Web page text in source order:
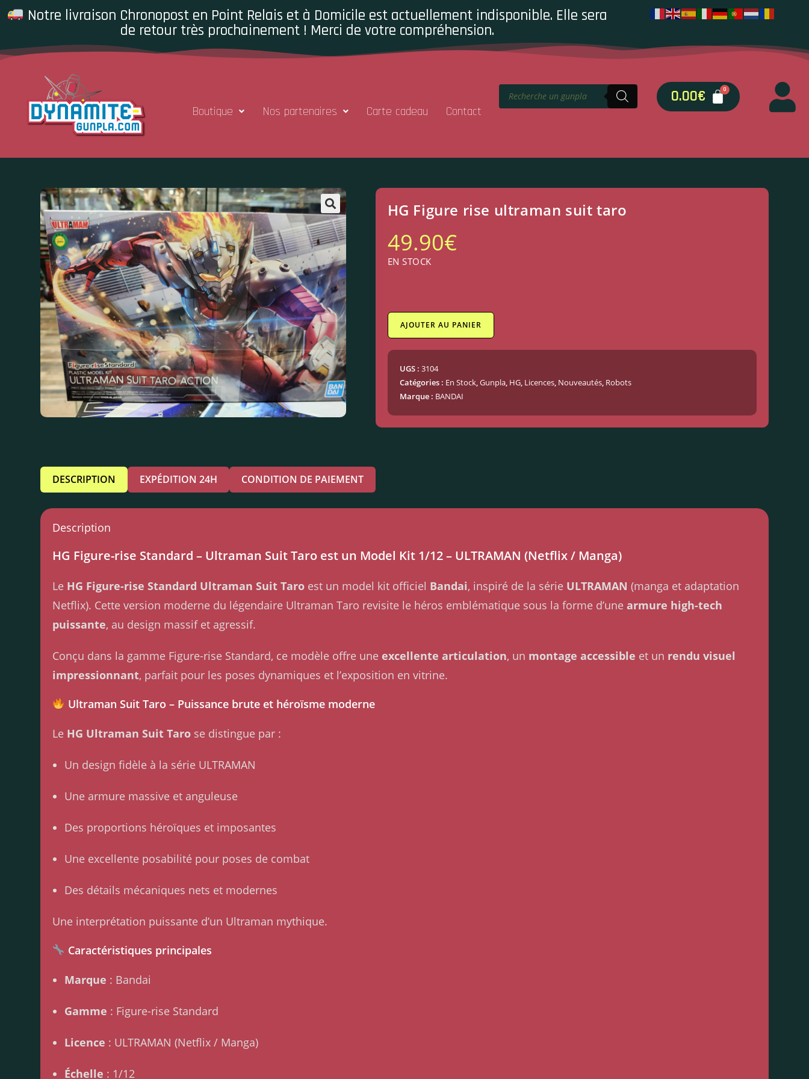
Notre livraison Chronopost en Point Relais et à Domicile est actuellement indisponible. Elle sera
de retour très prochainement ! Merci de votre compréhension.
Boutique Nos partenaires Carte cadeau Contact
0.00€
HG Figure rise ultraman suit taro
49.90€
EN STOCK
AJOUTER AU PANIER
UGS : 3104
Catégories : En Stock, Gunpla, HG, Licences, Nouveautés, Robots
Marque : BANDAI
DESCRIPTION EXPÉDITION 24H CONDITION DE PAIEMENT
Description
HG Figure-rise Standard – Ultraman Suit Taro est un Model Kit 1/12 – ULTRAMAN (Netflix / Manga)
Le HG Figure-rise Standard Ultraman Suit Taro est un model kit officiel Bandai, inspiré de la série ULTRAMAN (manga et adaptation
Netflix). Cette version moderne du légendaire Ultraman Taro revisite le héros emblématique sous la forme d’unearmure high-tech
puissante, au design massif et agressif.
Conçu dans la gamme Figure-rise Standard, ce modèle offre uneexcellente articulation, un montage accessible et un rendu visuel
impressionnant, parfait pour les poses dynamiques et l’exposition en vitrine.
Ultraman Suit Taro – Puissance brute et héroïsme moderne
Le HG Ultraman Suit Taro se distingue par :
Un design fidèle à la série ULTRAMAN
Une armure massive et anguleuse
Des proportions héroïques et imposantes
Une excellente posabilité pour poses de combat
Des détails mécaniques nets et modernes
Une interprétation puissante d’un Ultraman mythique.
Caractéristiques principales
Marque : Bandai
Gamme : Figure-rise Standard
Licence : ULTRAMAN (Netflix / Manga)
Échelle : 1/12